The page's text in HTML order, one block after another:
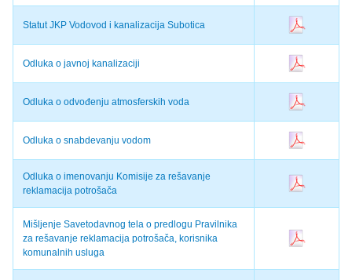
Statut JKP Vodovod i kanalizacija Subotica
Odluka o javnoj kanalizaciji
Odluka o odvođenju atmosferskih voda
Odluka o snabdevanju vodom
Odluka o imenovanju Komisije za rešavanje
reklamacija potrošača
Mišljenje Savetodavnog tela o predlogu Pravilnika
za rešavanje reklamacija potrošača, korisnika
komunalnih usluga